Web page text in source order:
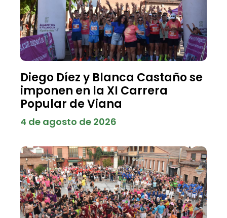
Diego Díez y Blanca Castaño se
imponen en la XI Carrera
Popular de Viana
4 de agosto de 2026